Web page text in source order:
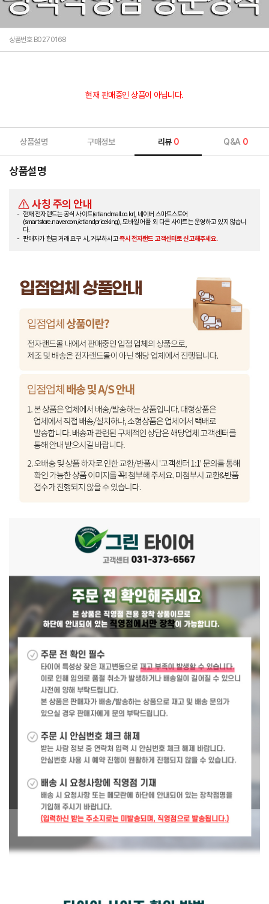
상품번호 B0270168
현재 판매중인 상품이 아닙니다.
상품설명 구매정보 리뷰 0 Q&A 0
상품설명
사칭 주의 안내
현재 전자랜드는 공식 사이트(etlandmall.co.kr), 네이버 스마트스토어
(smartstore.naver.com/etlandpriceking), 모바일 어플 외 다른 사이트는 운영하고 있지 않습니
다.
판매자가 현금 거래 요구 시, 거부하시고즉시 전자랜드 고객센터로 신고해주세요.